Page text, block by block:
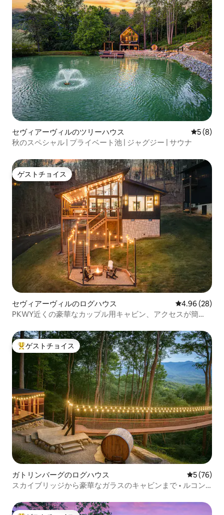
セヴィアーヴィルのツリーハウス レビュー
5 (8)
秋のスペシャル | プライベート池 | ジャグジー | サウナ
ゲストチョイス
ゲストチョイス
セヴィアーヴィルのログハウス レビュー28
4.96 (28)
PKWY近くの豪華なカップル用キャビン、アクセスが簡
大好評のゲストチョイスです。
ゲストチョイス
ガトリンバーグのログハウス レビュー
5 (76)
スカイブリッジから豪華なガラスのキャビンまで • ルコン